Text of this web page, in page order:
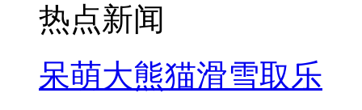
热点新闻
呆萌大熊猫滑雪取乐